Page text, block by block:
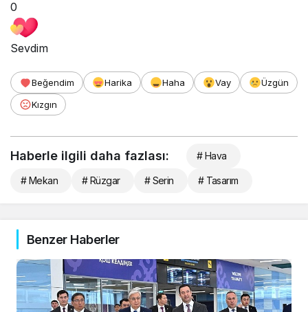
0
Sevdim
Beğendim Harika Haha Vay
Üzgün
Kızgın
Haberle ilgili daha fazlası: # Hava
# Mekan # Rüzgar # Serin # Tasarım
Benzer Haberler